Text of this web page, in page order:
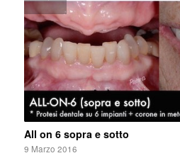
All on 6 sopra e sotto
9 Marzo 2016